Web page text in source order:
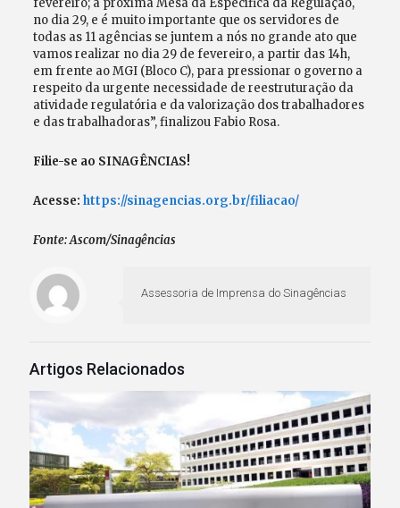
no dia 29, e é muito importante que os servidores de
todas as 11 agências se juntem a nós no grande ato que
vamos realizar no dia 29 de fevereiro, a partir das 14h,
em frente ao MGI (Bloco C), para pressionar o governo a
respeito da urgente necessidade de reestruturação da
atividade regulatória e da valorização dos trabalhadores
e das trabalhadoras”, finalizou Fabio Rosa.
Filie-se ao SINAGÊNCIAS!
Acesse: https://sinagencias.org.br/filiacao/
Fonte: Ascom/Sinagências
Assessoria de Imprensa do Sinagências
Artigos Relacionados